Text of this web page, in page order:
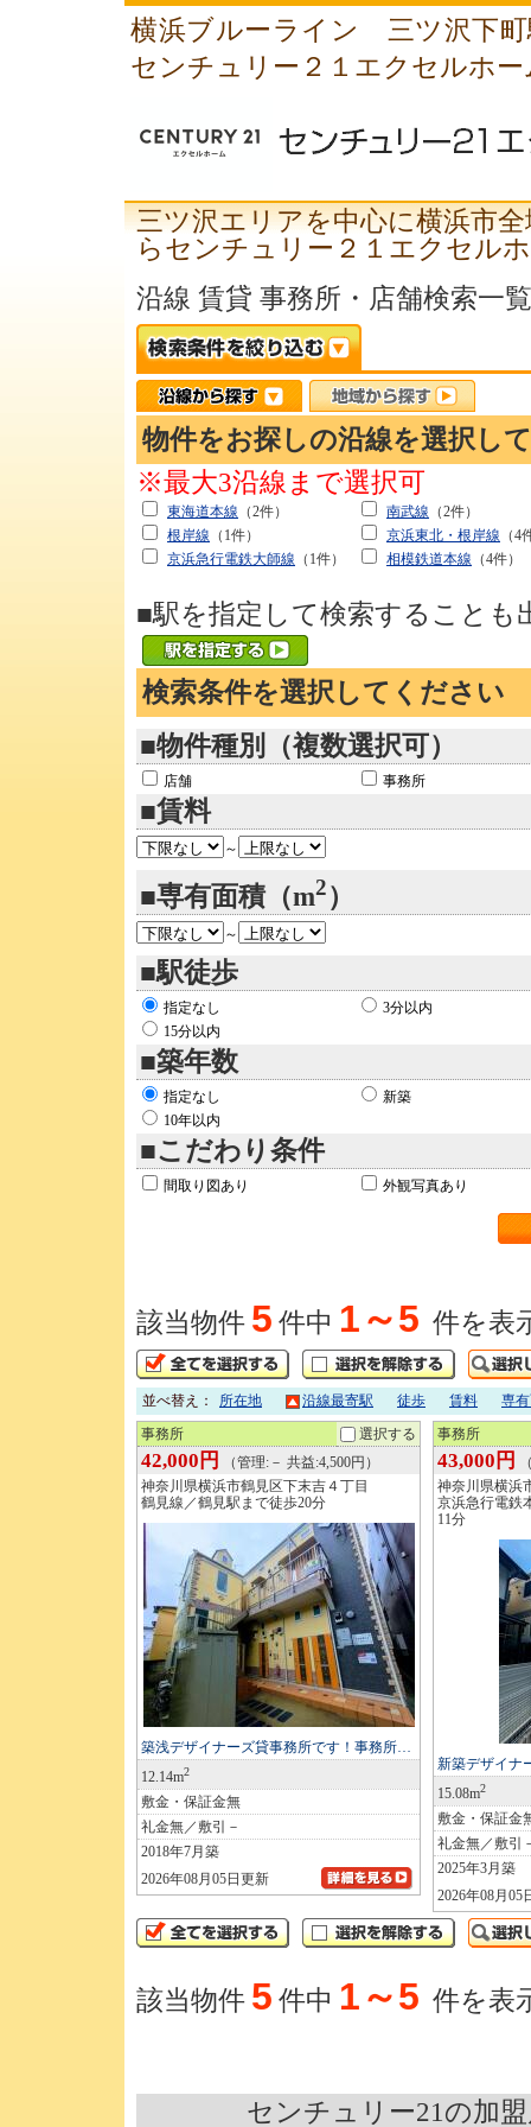
横浜ブルーライン 三ツ沢下町
センチュリー２１エクセルホー
三ツ沢エリアを中心に横浜市
らセンチュリー２１エクセル
沿線 賃貸 事務所・店舗検索一覧
物件をお探しの沿線を選択し
※最大3沿線まで選択可
東海道本線 （2件） 南武線 （2件）
根岸線 （1件） 京浜東北・根岸線 （4
京浜急行電鉄大師線 （1件） 相模鉄道本線 （4件）
■駅を指定して検索することも
検索条件を選択してください
■物件種別（複数選択可）
店舗 事務所
■賃料
～
■専有面積（m2）
～
■駅徒歩
指定なし
3分以内
15分以内
■築年数
指定なし
新築
10年以内
■こだわり条件
間取り図あり 外観写真あり
該当物件 5 件中 1～5 件を表
並べ替え： 所在地 沿線最寄駅 徒歩 賃料 専
事務所 選択する
42,000円
（管理:－ 共益:4,500円）
神奈川県横浜市鶴見区下末吉４丁目
鶴見線／鶴見駅まで徒歩20分
築浅デザイナーズ貸事務所です！事務所…
12.14m2
敷金・保証金無
礼金無／敷引－
2018年7月築
2026年08月05日更新
事務所
43,000円
神奈川県横浜
京浜急行電鉄
11分
新築デザイナ
15.08m2
敷金・保証金
礼金無／敷引
2025年3月築
2026年08月05
該当物件 5 件中 1～5 件を表
センチュリー21の加